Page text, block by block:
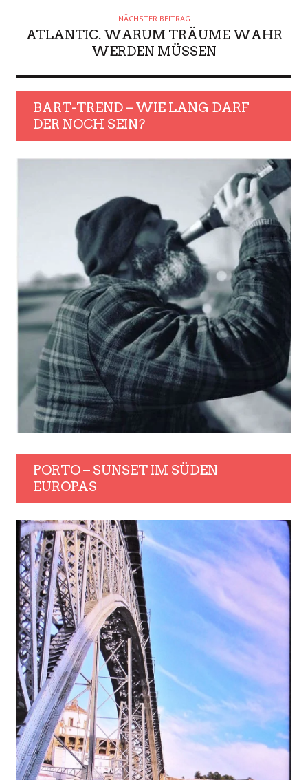
NÄCHSTER BEITRAG
ATLANTIC. WARUM TRÄUME WAHR
WERDEN MÜSSEN
BART-TREND – WIE LANG DARF
DER NOCH SEIN?
PORTO – SUNSET IM SÜDEN
EUROPAS